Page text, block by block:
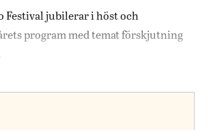
Festival jubilerar i höst och
program med temat förskjutning